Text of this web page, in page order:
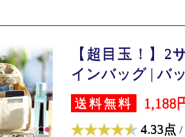
【超目玉！】2
インバッグ | バ
送料無料 1,188
4.33点 /